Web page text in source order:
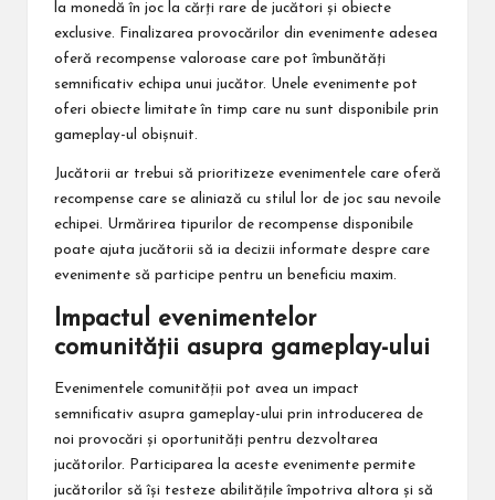
la monedă în joc la cărți rare de jucători și obiecte
exclusive. Finalizarea provocărilor din evenimente adesea
oferă recompense valoroase care pot îmbunătăți
semnificativ echipa unui jucător. Unele evenimente pot
oferi obiecte limitate în timp care nu sunt disponibile prin
gameplay-ul obișnuit.
Jucătorii ar trebui să prioritizeze evenimentele care oferă
recompense care se aliniază cu stilul lor de joc sau nevoile
echipei. Urmărirea tipurilor de recompense disponibile
poate ajuta jucătorii să ia decizii informate despre care
evenimente să participe pentru un beneficiu maxim.
Impactul evenimentelor
comunității asupra gameplay-ului
Evenimentele comunității pot avea un impact
semnificativ asupra gameplay-ului prin introducerea de
noi provocări și oportunități pentru dezvoltarea
jucătorilor. Participarea la aceste evenimente permite
jucătorilor să își testeze abilitățile împotriva altora și să